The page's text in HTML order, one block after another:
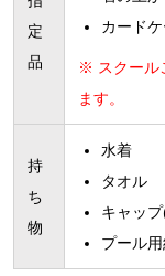
定
品
カードケ
※ スクール
ます。
持
ち
物
水着
タオル
キャッ
プール